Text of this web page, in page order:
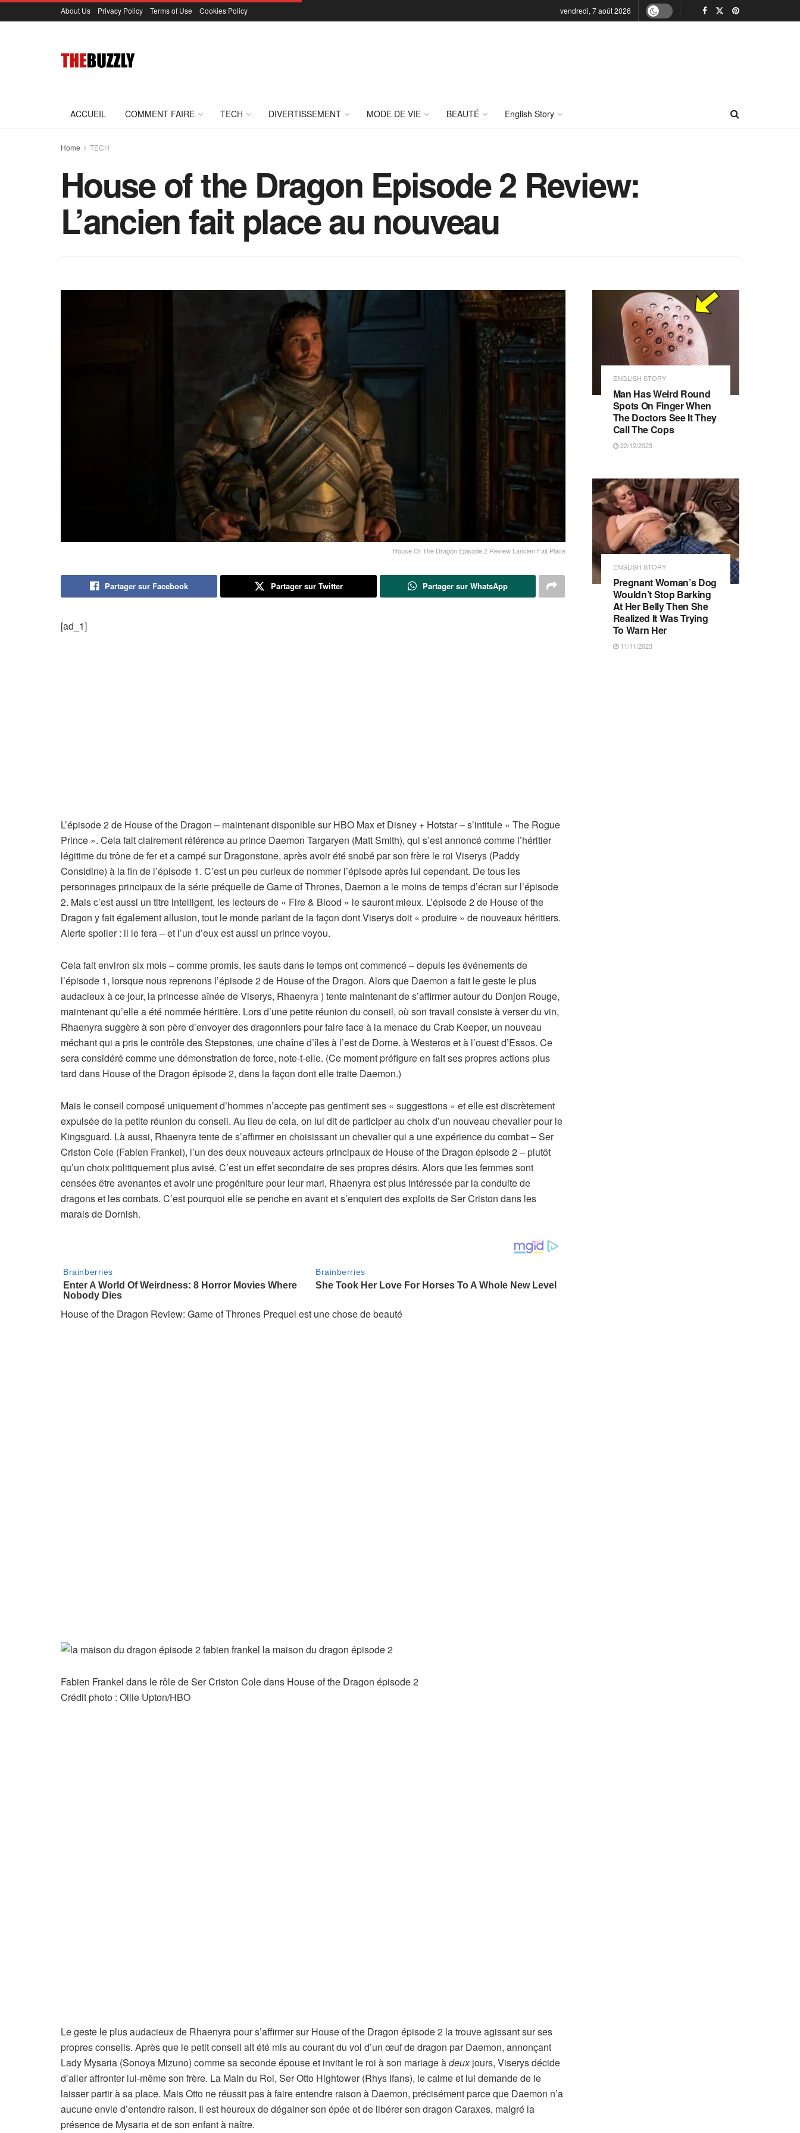
About Us Privacy Policy Terms of Use Cookies Policy vendredi, 7 août 2026
ACCUEIL COMMENT FAIRE TECH DIVERTISSEMENT MODE DE VIE BEAUTÉ English Story
Home TECH
House of the Dragon Episode 2 Review:
L’ancien fait place au nouveau
House Of The Dragon Episode 2 Review Lancien Fait Place
Partager sur Facebook Partager sur Twitter Partager sur WhatsApp
[ad_1]
L’épisode 2 de House of the Dragon – maintenant disponible sur HBO Max et Disney + Hotstar – s’intitule « The Rogue
Prince ». Cela fait clairement référence au prince Daemon Targaryen (Matt Smith), qui s’est annoncé comme l’héritier
légitime du trône de fer et a campé sur Dragonstone, après avoir été snobé par son frère le roi Viserys (Paddy
Considine) à la fin de l’épisode 1. C’est un peu curieux de nommer l’épisode après lui cependant. De tous les
personnages principaux de la série préquelle de Game of Thrones, Daemon a le moins de temps d’écran sur l’épisode
2. Mais c’est aussi un titre intelligent, les lecteurs de « Fire & Blood » le sauront mieux. L’épisode 2 de House of the
Dragon y fait également allusion, tout le monde parlant de la façon dont Viserys doit « produire » de nouveaux héritiers.
Alerte spoiler : il le fera – et l’un d’eux est aussi un prince voyou.
Cela fait environ six mois – comme promis, les sauts dans le temps ont commencé – depuis les événements de
l’épisode 1, lorsque nous reprenons l’épisode 2 de House of the Dragon. Alors que Daemon a fait le geste le plus
audacieux à ce jour, la princesse aînée de Viserys, Rhaenyra ) tente maintenant de s’affirmer autour du Donjon Rouge,
maintenant qu’elle a été nommée héritière. Lors d’une petite réunion du conseil, où son travail consiste à verser du vin,
Rhaenyra suggère à son père d’envoyer des dragonniers pour faire face à la menace du Crab Keeper, un nouveau
méchant qui a pris le contrôle des Stepstones, une chaîne d’îles à l’est de Dorne. à Westeros et à l’ouest d’Essos. Ce
sera considéré comme une démonstration de force, note-t-elle. (Ce moment préfigure en fait ses propres actions plus
tard dans House of the Dragon épisode 2, dans la façon dont elle traite Daemon.)
Mais le conseil composé uniquement d’hommes n’accepte pas gentiment ses « suggestions » et elle est discrètement
expulsée de la petite réunion du conseil. Au lieu de cela, on lui dit de participer au choix d’un nouveau chevalier pour le
Kingsguard. Là aussi, Rhaenyra tente de s’affirmer en choisissant un chevalier qui a une expérience du combat – Ser
Criston Cole (Fabien Frankel), l’un des deux nouveaux acteurs principaux de House of the Dragon épisode 2 – plutôt
qu’un choix politiquement plus avisé. C’est un effet secondaire de ses propres désirs. Alors que les femmes sont
censées être avenantes et avoir une progéniture pour leur mari, Rhaenyra est plus intéressée par la conduite de
dragons et les combats. C’est pourquoi elle se penche en avant et s’enquiert des exploits de Ser Criston dans les
marais de Dornish.
House of the Dragon Review: Game of Thrones Prequel est une chose de beauté
Fabien Frankel dans le rôle de Ser Criston Cole dans House of the Dragon épisode 2
Crédit photo : Ollie Upton/HBO
Le geste le plus audacieux de Rhaenyra pour s’affirmer sur House of the Dragon épisode 2 la trouve agissant sur ses
propres conseils. Après que le petit conseil ait été mis au courant du vol d’un œuf de dragon par Daemon, annonçant
Lady Mysaria (Sonoya Mizuno) comme sa seconde épouse et invitant le roi à son mariage àdeuxjours, Viserys décide
d’aller affronter lui-même son frère. La Main du Roi, Ser Otto Hightower (Rhys Ifans), le calme et lui demande de le
laisser partir à sa place. Mais Otto ne réussit pas à faire entendre raison à Daemon, précisément parce que Daemon n’a
aucune envie d’entendre raison. Il est heureux de dégainer son épée et de libérer son dragon Caraxes, malgré la
présence de Mysaria et de son enfant à naître.
ENGLISH STORY
Man Has Weird Round
Spots On Finger When
The Doctors See It They
Call The Cops
22/12/2023
ENGLISH STORY
Pregnant Woman’s Dog
Wouldn’t Stop Barking
At Her Belly Then She
Realized It Was Trying
To Warn Her
11/11/2023